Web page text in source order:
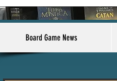
Board Game News